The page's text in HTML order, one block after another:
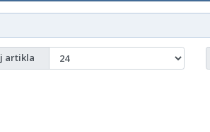
artikla